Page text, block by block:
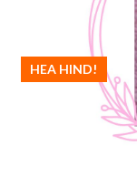
HEA HIND!